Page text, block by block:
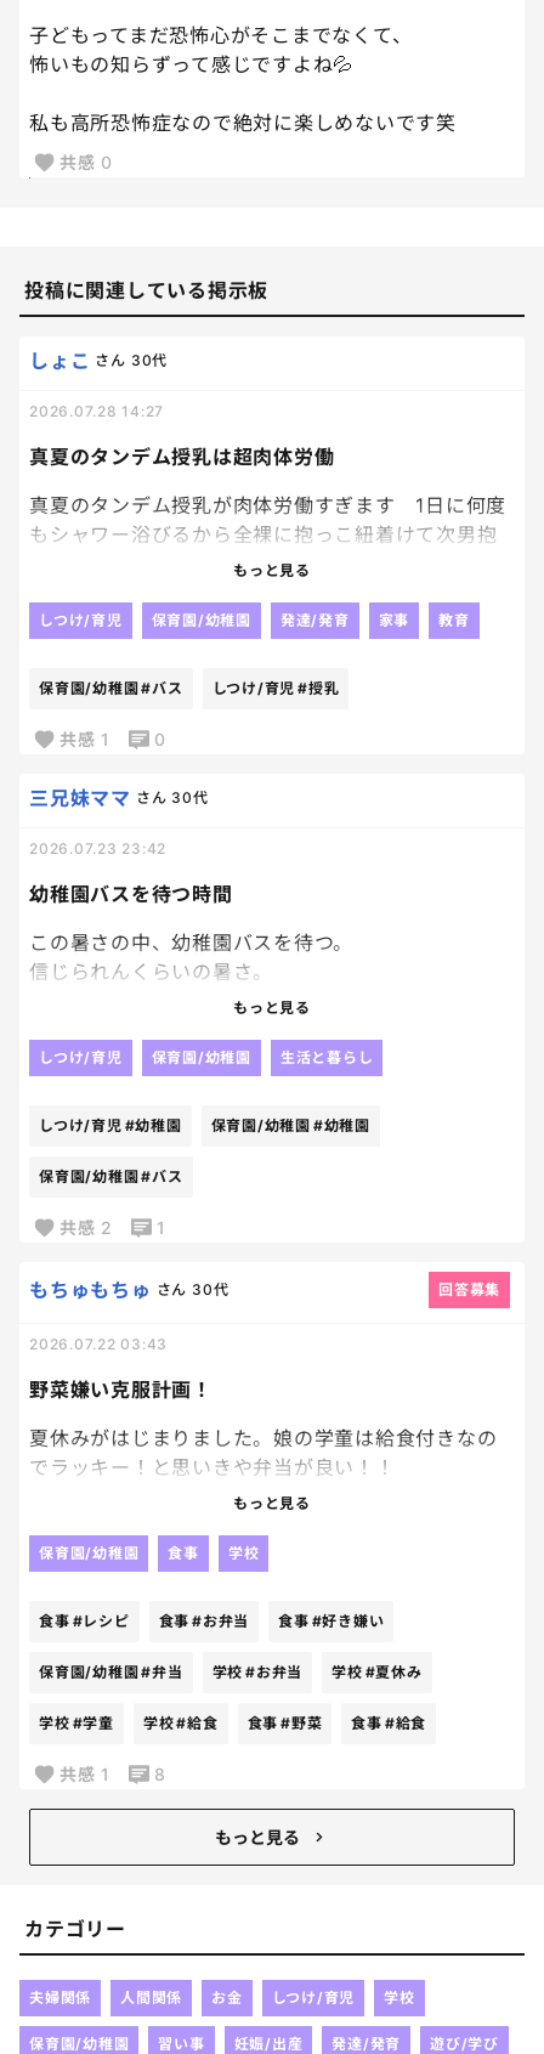
子どもってまだ恐怖心がそこまでなくて、
怖いもの知らずって感じですよね💦
私も高所恐怖症なので絶対に楽しめないです笑
共感 0
投稿に関連している掲示板
真夏のタンデム授乳は超肉体労働
しょこ さん 30代
2026.07.28 14:27
真夏のタンデム授乳が肉体労働すぎます 1日に何度
もシャワー浴びるから全裸に抱っこ紐着けて次男抱
いてその上からバスローブ一枚羽織って 次男は飲み
手を突っ込んで乳頭を突いて催促 同時に長男は乳
いをプルプル 優しいねーと思いながらも次男のヨ
度は長男が鷲掴みしてプルンプルンさせて遊びま
なってぶっ倒れてます 喝を下さい！
もっと見る
しつけ/育児 保育園/幼稚園 発達/発育 家事 教育
保育園/幼稚園 #バス しつけ/育児 #授乳
共感 1 0
幼稚園バスを待つ時間
三兄妹ママ さん 30代
2026.07.23 23:42
この暑さの中、幼稚園バスを待つ。
信じられんくらいの暑さ。
立ってるだけで汗がだらだら、、、、
だから、GPSを付けてくれって言ってんねん。
ー。
やっと夏休み突入した末っ子だが、また来週から夏
幼稚園様、ありがとう。
もっと見る
しつけ/育児 保育園/幼稚園 生活と暮らし
しつけ/育児 #幼稚園 保育園/幼稚園 #幼稚園
保育園/幼稚園 #バス
共感 2 1
野菜嫌い克服計画！
もちゅもちゅ さん 30代 回答募集
2026.07.22 03:43
夏休みがはじまりました。娘の学童は給食付きなの
でラッキー！と思いきや弁当が良い！！
と、、、。 娘は好き嫌いが多く、食べられるおか
弁当を作る事にしました。ちなみに緑の野菜は毎日1
この夏休み期間で少しでも野菜嫌いが無くなれば良
野菜を使ったおかずでおすすめがあれば教えてくだ
さい！！！(野菜と言いつつ、野菜以外のおかずでも
嬉しいです)
もっと見る
保育園/幼稚園 食事 学校
食事 #レシピ 食事 #お弁当 食事 #好き嫌い
保育園/幼稚園 #弁当 学校 #お弁当 学校 #夏休み
学校 #学童 学校#給食 食事 #野菜 食事 #給食
共感 1 8
もっと見る
カテゴリー
夫婦関係 人間関係 お金 しつけ/育児 学校
保育園/幼稚園 習い事 妊娠/出産 発達/発育 遊び/学び